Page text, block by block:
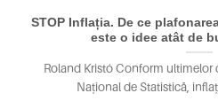
STOP Inflația. De ce
este o idee atât de
Roland Kristó Conform
Național de Statistică,